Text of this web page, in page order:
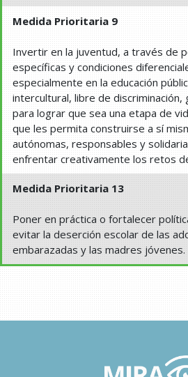
Medida Prioritaria 9
Invertir en la juventud, a través de
específicas y condiciones
especialmente en la educación
intercultural, libre de discriminación,
para lograr que sea una etapa de
que les permita construirse a sí
autónomas, responsables y
enfrentar creativamente los retos
Medida Prioritaria 13
Poner en práctica o fortalecer
evitar la deserción escolar de las
embarazadas y las madres jóvenes.